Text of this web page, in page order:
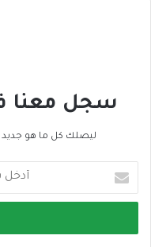
سجل معنا
ليصلك كل ما هو جديد
خ
ب